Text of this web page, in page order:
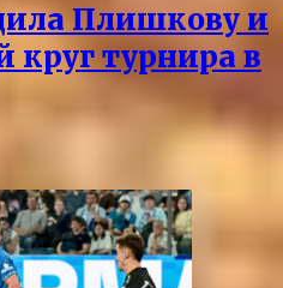
Плишкову и
круг турнира в